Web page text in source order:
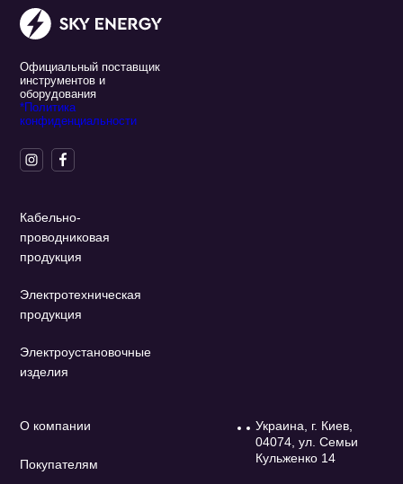
Официальный поставщик
инструментов и
оборудования
*Политика
конфиденциальности
Кабельно-
проводниковая
продукция
Электротехническая
продукция
Электроустановочные
изделия
О компании
Покупателям
Украина, г. Киев,
04074, ул. Семьи
Кульженко 14